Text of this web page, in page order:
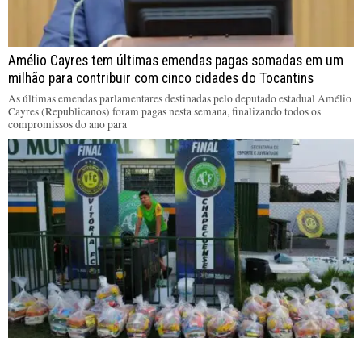
Amélio Cayres tem últimas emendas pagas somadas em um
milhão para contribuir com cinco cidades do Tocantins
As últimas emendas parlamentares destinadas pelo deputado estadual Amélio
Cayres (Republicanos) foram pagas nesta semana, finalizando todos os
compromissos do ano para